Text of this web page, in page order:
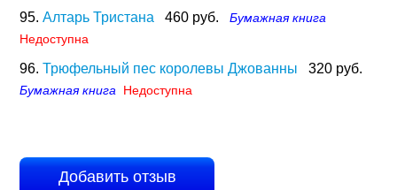
95. Алтарь Тристана 460 руб.
Бумажная книга
Недоступна
96. Трюфельный пес королевы Джованны 320 руб.
Бумажная книга Недоступна
Добавить отзыв